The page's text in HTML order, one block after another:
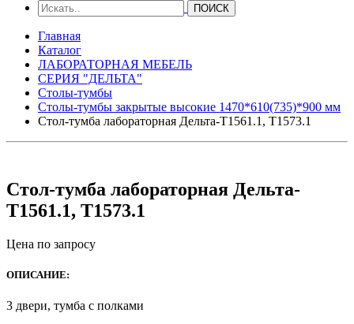
Главная
Каталог
ЛАБОРАТОРНАЯ МЕБЕЛЬ
СЕРИЯ "ДЕЛЬТА"
Столы-тумбы
Столы-тумбы закрытые высокие 1470*610(735)*900 мм
Стол-тумба лабораторная Дельта-Т1561.1, Т1573.1
Стол-тумба лабораторная Дельта-
Т1561.1, Т1573.1
Цена по запросу
ОПИСАНИЕ:
3 двери, тумба с полками